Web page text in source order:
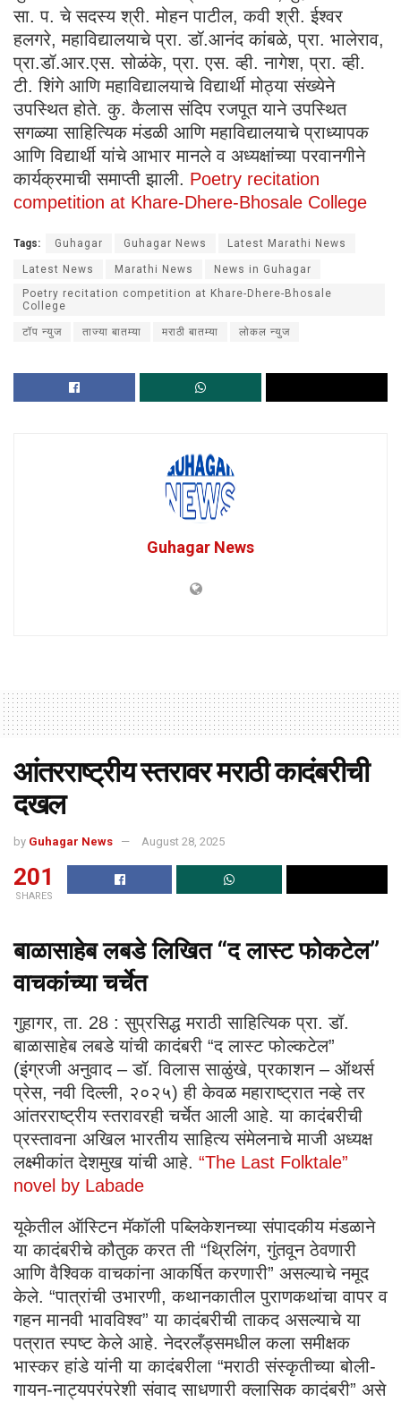
सा. प. चे सदस्य श्री. मोहन पाटील, कवी श्री. ईश्वर
हलगरे, महाविद्यालयाचे प्रा. डॉ.आनंद कांबळे, प्रा. भालेराव,
प्रा.डॉ.आर.एस. सोळंके, प्रा. एस. व्ही. नागेश, प्रा. व्ही.
टी. शिंगे आणि महाविद्यालयाचे विद्यार्थी मोठ्या संख्येने
उपस्थित होते. कु. कैलास संदिप रजपूत याने उपस्थित
सगळ्या साहित्यिक मंडळी आणि महाविद्यालयाचे प्राध्यापक
आणि विद्यार्थी यांचे आभार मानले व अध्यक्षांच्या परवानगीने
कार्यक्रमाची समाप्ती झाली. Poetry recitation
competition at Khare-Dhere-Bhosale College
Tags: Guhagar Guhagar News Latest Marathi News
Latest News Marathi News
News in Guhagar
Poetry recitation competition at Khare-Dhere-Bhosale
College
टॉप न्युज ताज्या बातम्या मराठी बातम्या लोकल न्युज
Guhagar News
आंतरराष्ट्रीय स्तरावर मराठी कादंबरीची
दखल
by Guhagar News August 28, 2025
201
SHARES
बाळासाहेब लबडे लिखित “द लास्ट फोकटेल”
वाचकांच्या चर्चेत
गुहागर, ता. 28 : सुप्रसिद्ध मराठी साहित्यिक प्रा. डॉ.
बाळासाहेब लबडे यांची कादंबरी “द लास्ट फोल्कटेल”
(इंग्रजी अनुवाद – डॉ. विलास साळुंखे, प्रकाशन – ऑथर्स
प्रेस, नवी दिल्ली, २०२५) ही केवळ महाराष्ट्रात नव्हे तर
आंतरराष्ट्रीय स्तरावरही चर्चेत आली आहे. या कादंबरीची
प्रस्तावना अखिल भारतीय साहित्य संमेलनाचे माजी अध्यक्ष
लक्ष्मीकांत देशमुख यांची आहे. “The Last Folktale”
novel by Labade
यूकेतील ऑस्टिन मॅकॉली पब्लिकेशनच्या संपादकीय मंडळाने
या कादंबरीचे कौतुक करत ती “थ्रिलिंग, गुंतवून ठेवणारी
आणि वैश्विक वाचकांना आकर्षित करणारी” असल्याचे नमूद
केले. “पात्रांची उभारणी, कथानकातील पुराणकथांचा वापर व
गहन मानवी भावविश्व” या कादंबरीची ताकद असल्याचे या
पत्रात स्पष्ट केले आहे. नेदरलँड्समधील कला समीक्षक
भास्कर हांडे यांनी या कादंबरीला “मराठी संस्कृतीच्या बोली-
गायन-नाट्यपरंपरेशी संवाद साधणारी क्लासिक कादंबरी” असे